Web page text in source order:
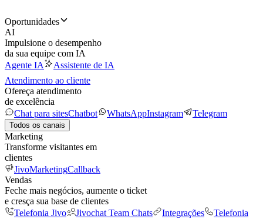
Oportunidades
AI
Impulsione o desempenho
da sua equipe com IA
Agente IA
Assistente de IA
Atendimento ao cliente
Ofereça atendimento
de excelência
Chat para sitesChatbot WhatsAppInstagram Telegram
Todos os canais
Marketing
Transforme visitantes em
clientes
JivoMarketingCallback
Vendas
Feche mais negócios, aumente o ticket
e cresça sua base de clientes
Telefonia Jivo
Jivochat Team Chats Integrações
Telefonia